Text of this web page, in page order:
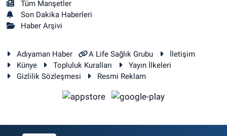
Tüm Manşetler
Son Dakika Haberleri
Haber Arşivi
Adıyaman Haber A Life Sağlık Grubu
İletişim
Künye
Topluluk Kuralları
Yayın İlkeleri
Gizlilik Sözleşmesi
Resmi Reklam